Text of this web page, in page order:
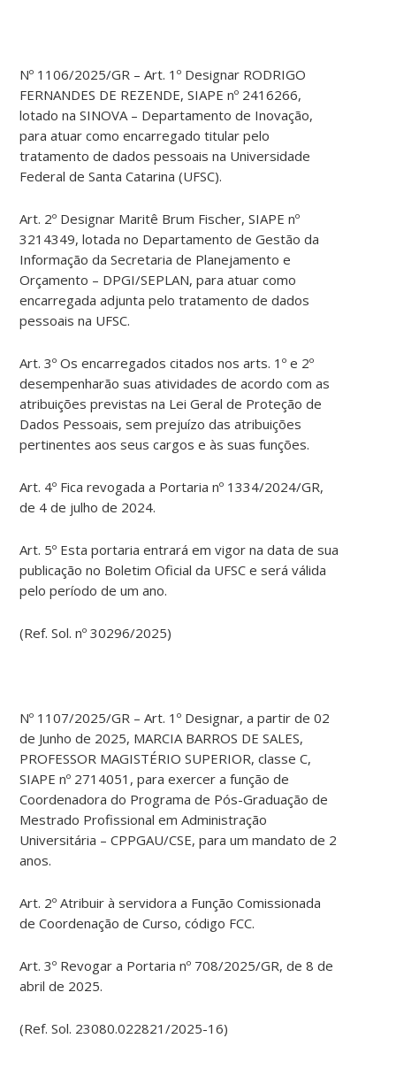
Nº 1106/2025/GR – Art. 1º Designar RODRIGO
FERNANDES DE REZENDE, SIAPE nº 2416266,
lotado na SINOVA – Departamento de Inovação,
para atuar como encarregado titular pelo
tratamento de dados pessoais na Universidade
Federal de Santa Catarina (UFSC).
Art. 2º Designar Maritê Brum Fischer, SIAPE nº
3214349, lotada no Departamento de Gestão da
Informação da Secretaria de Planejamento e
Orçamento – DPGI/SEPLAN, para atuar como
encarregada adjunta pelo tratamento de dados
pessoais na UFSC.
Art. 3º Os encarregados citados nos arts. 1º e 2º
desempenharão suas atividades de acordo com as
atribuições previstas na Lei Geral de Proteção de
Dados Pessoais, sem prejuízo das atribuições
pertinentes aos seus cargos e às suas funções.
Art. 4º Fica revogada a Portaria nº 1334/2024/GR,
de 4 de julho de 2024.
Art. 5º Esta portaria entrará em vigor na data de sua
publicação no Boletim Oficial da UFSC e será válida
pelo período de um ano.
(Ref. Sol. nº 30296/2025)
Nº 1107/2025/GR – Art. 1º Designar, a partir de 02
de Junho de 2025, MARCIA BARROS DE SALES,
PROFESSOR MAGISTÉRIO SUPERIOR, classe C,
SIAPE nº 2714051, para exercer a função de
Coordenadora do Programa de Pós-Graduação de
Mestrado Profissional em Administração
Universitária – CPPGAU/CSE, para um mandato de 2
anos.
Art. 2º Atribuir à servidora a Função Comissionada
de Coordenação de Curso, código FCC.
Art. 3º Revogar a Portaria nº 708/2025/GR, de 8 de
abril de 2025.
(Ref. Sol. 23080.022821/2025-16)